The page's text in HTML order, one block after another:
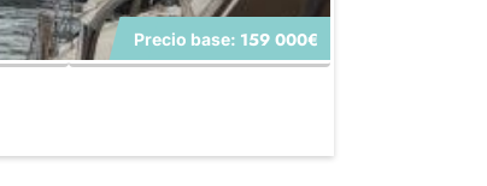
Precio base: 159 000€